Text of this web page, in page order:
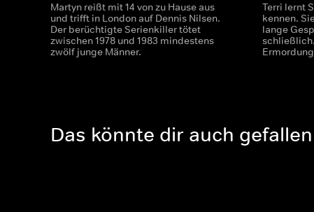
Martyn reißt mit 14 von zu Hause aus
und trifft in London auf Dennis Nilsen.
Der berüchtigte Serienkiller tötet
zwischen 1978 und 1983 mindestens
zwölf junge Männer.
Terri lernt
kennen.
lange
Das könnte dir auch gefallen